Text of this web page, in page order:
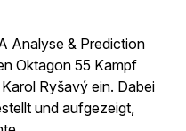
Analyse & Prediction
Oktagon 55 Kampf
Ryšavý ein. Dabei
und aufgezeigt,